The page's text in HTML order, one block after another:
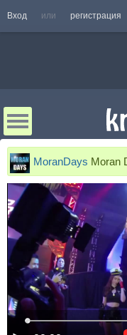
Вход или регистрация
MoranDays Moran